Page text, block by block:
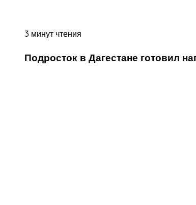
3 минут чтения
Подросток в Дагестане готовил